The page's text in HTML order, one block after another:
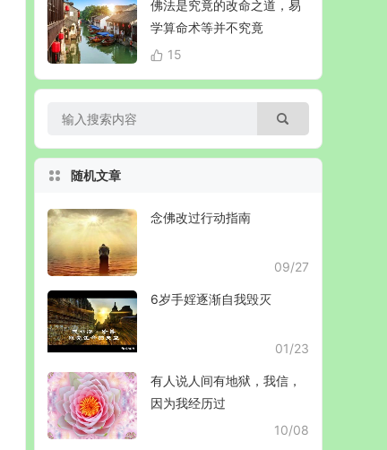
佛法是究竟的改命之道，易
学算命术等并不究竟
15
随机文章
念佛改过行动指南
09/27
6岁手婬逐渐自我毁灭
01/23
有人说人间有地狱，我信，
因为我经历过
10/08